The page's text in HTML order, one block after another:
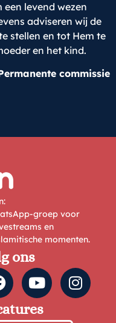
levend wezen
adviseren wij de
stellen en tot Hem te
en het kind.
commissie
groep voor
en
momenten.
ons